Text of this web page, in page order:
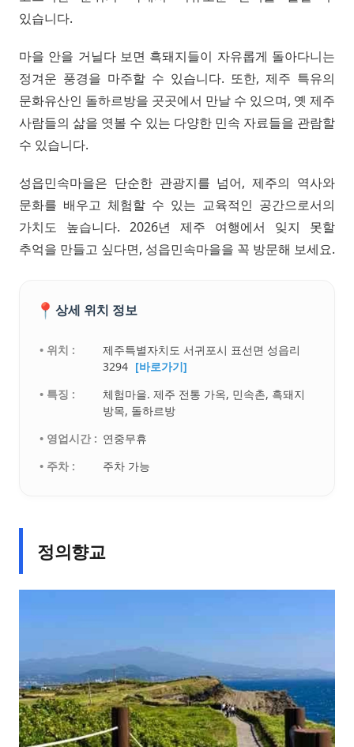
있습니다.
마을 안을 거닐다 보면 흑돼지들이 자유롭게 돌아다니는
정겨운 풍경을 마주할 수 있습니다. 또한, 제주 특유의
문화유산인 돌하르방을 곳곳에서 만날 수 있으며, 옛 제주
사람들의 삶을 엿볼 수 있는 다양한 민속 자료들을 관람할
수 있습니다.
성읍민속마을은 단순한 관광지를 넘어, 제주의 역사와
문화를 배우고 체험할 수 있는 교육적인 공간으로서의
가치도 높습니다. 2026년 제주 여행에서 잊지 못할
추억을 만들고 싶다면, 성읍민속마을을 꼭 방문해 보세요.
📍 상세 위치 정보
• 위치 :
제주특별자치도 서귀포시 표선면 성읍리
3294 [바로가기]
• 특징 :
체험마을. 제주 전통 가옥, 민속촌, 흑돼지
방목, 돌하르방
• 영업시간 : 연중무휴
• 주차 :
주차 가능
정의향교